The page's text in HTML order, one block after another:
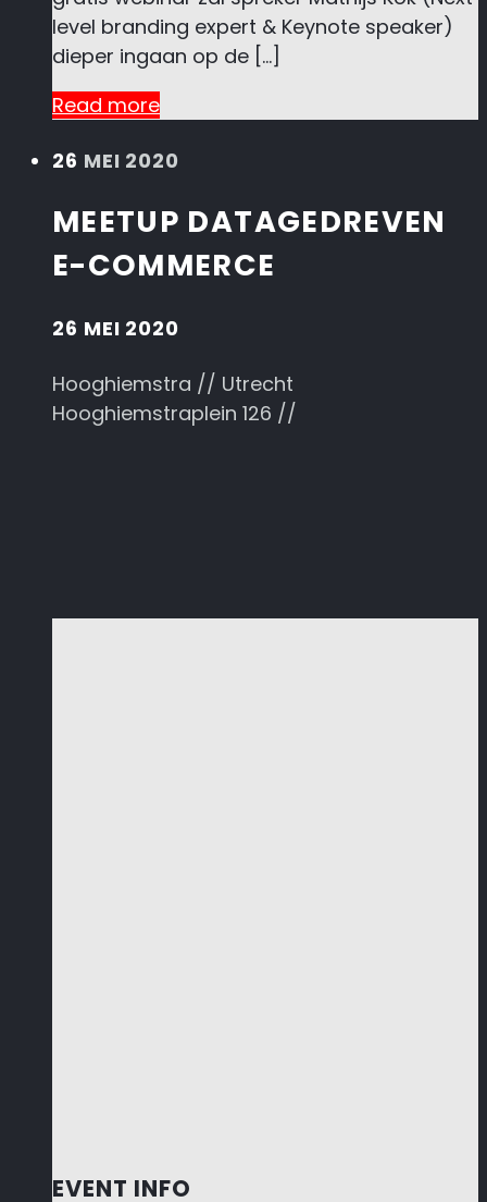
level branding expert & Keynote speaker)
dieper ingaan op de […]
Read more
26 MEI 2020
MEETUP DATAGEDREVEN
E-COMMERCE
26 MEI 2020
Hooghiemstra // Utrecht
Hooghiemstraplein 126 //
EVENT INFO